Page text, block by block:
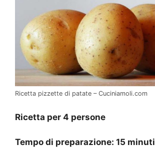
Ricetta pizzette di patate – Cuciniamoli.com
Ricetta per 4 persone
Tempo di preparazione: 15 minuti